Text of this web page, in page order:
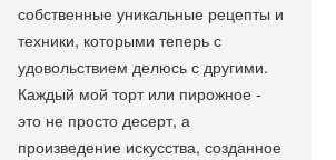
собственные уникальные рецепты и
техники, которыми теперь с
удовольствием делюсь с другими.
Каждый мой торт или пирожное -
это не просто десерт, а
произведение искусства, созданное